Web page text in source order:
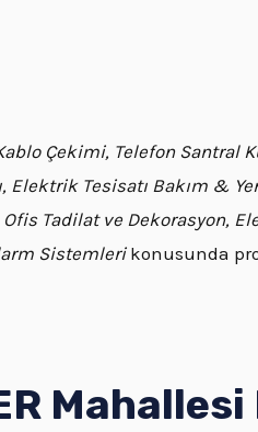
Çekimi, Telefon Santral
Elektrik Tesisatı Bakım &
Tadilat ve Dekorasyon,
Sistemlerikonusunda
Mahallesi